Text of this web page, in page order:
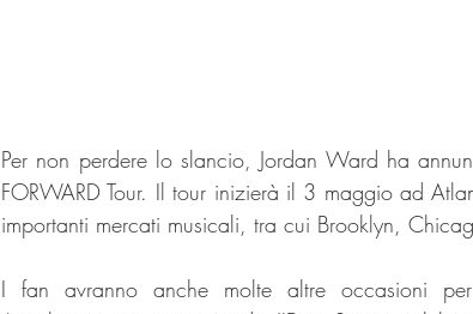
Per non perdere lo slancio, Jordan Ward ha
FORWARD Tour. Il tour inizierà il 3 maggio ad
importanti mercati musicali, tra cui Brooklyn,
I fan avranno anche molte altre occasioni